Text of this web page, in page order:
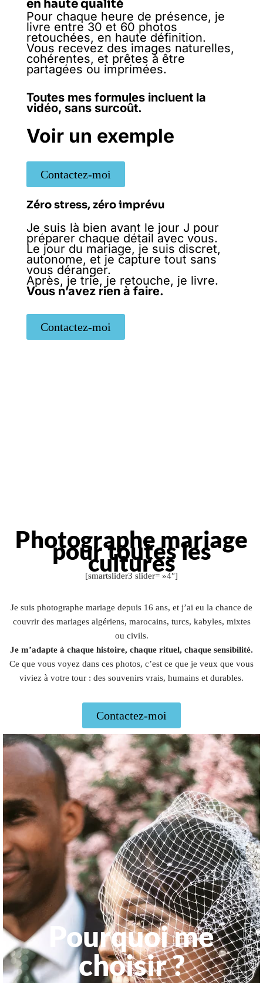
en haute qualité
Pour chaque heure de présence, je
livre entre 30 et 60 photos
retouchées, en haute définition.
Vous recevez des images naturelles,
cohérentes, et prêtes à être
partagées ou imprimées.
Toutes mes formules incluent la
vidéo, sans surcoût.
Voir un exemple
Contactez-moi
Zéro stress, zéro imprévu
Je suis là bien avant le jour J pour
préparer chaque détail avec vous.
Le jour du mariage, je suis discret,
autonome, et je capture tout sans
vous déranger.
Après, je trie, je retouche, je livre.
Vous n’avez rien à faire.
Contactez-moi
Photographe mariage
pour toutes les
cultures
[smartslider3 slider= »4″]
Je suis photographe mariage depuis 16 ans, et j’ai eu la chance de
couvrir des mariages algériens, marocains, turcs, kabyles, mixtes
ou civils.
Je m’adapte à chaque histoire, chaque rituel, chaque sensibilité.
Ce que vous voyez dans ces photos, c’est ce que je veux que vous
viviez à votre tour : des souvenirs vrais, humains et durables.
Contactez-moi
Pourquoi me
choisir ?